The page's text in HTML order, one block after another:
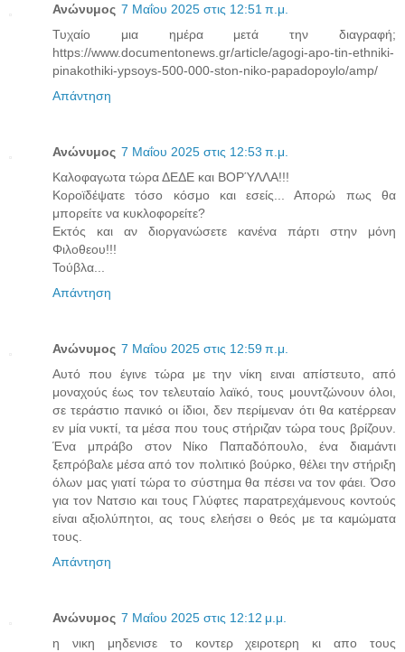
Ανώνυμος 7 Μαΐου 2025 στις 12:51 π.μ.
Τυχαίο μια ημέρα μετά την διαγραφή;
https://www.documentonews.gr/article/agogi-apo-tin-ethniki-
pinakothiki-ypsoys-500-000-ston-niko-papadopoylo/amp/
Απάντηση
Ανώνυμος 7 Μαΐου 2025 στις 12:53 π.μ.
Καλοφαγωτα τώρα ΔΕΔΕ και ΒΟΡΎΛΛΑ!!!
Κοροϊδέψατε τόσο κόσμο και εσείς... Απορώ πως θα
μπορείτε να κυκλοφορείτε?
Εκτός και αν διοργανώσετε κανένα πάρτι στην μόνη
Φιλοθεου!!!
Τούβλα...
Απάντηση
Ανώνυμος 7 Μαΐου 2025 στις 12:59 π.μ.
Αυτό που έγινε τώρα με την νίκη ειναι απίστευτο, από
μοναχούς έως τον τελευταίο λαϊκό, τους μουντζώνουν όλοι,
σε τεράστιο πανικό οι ίδιοι, δεν περίμεναν ότι θα κατέρρεαν
εν μία νυκτί, τα μέσα που τους στήριζαν τώρα τους βρίζουν.
Ένα μπράβο στον Νίκο Παπαδόπουλο, ένα διαμάντι
ξεπρόβαλε μέσα από τον πολιτικό βούρκο, θέλει την στήριξη
όλων μας γιατί τώρα το σύστημα θα πέσει να τον φάει. Όσο
για τον Νατσιο και τους Γλύφτες παρατρεχάμενους κοντούς
είναι αξιολύπητοι, ας τους ελεήσει ο θεός με τα καμώματα
τους.
Απάντηση
Ανώνυμος 7 Μαΐου 2025 στις 12:12 μ.μ.
η νικη μηδενισε το κοντερ χειροτερη κι απο τους